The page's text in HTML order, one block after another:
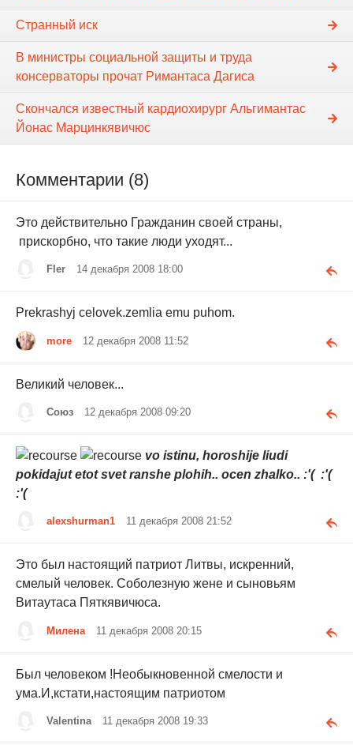
Странный иск
В министры социальной защиты и труда
консерваторы прочат Римантаса Дагиса
Скончался известный кардиохирург Альгимантас
Йонас Марцинкявичюс
Комментарии (8)
Это действительно Гражданин своей страны,
прискорбно, что такие люди уходят...
Fler 14 декабря 2008 18:00
Prekrashyj celovek.zemlia emu puhom.
more 12 декабря 2008 11:52
Великий человек...
Союз 12 декабря 2008 09:20
vo istinu, horoshije liudi
pokidajut etot svet ranshe plohih.. ocen zhalko.. :'( :'(
:'(
alexshurman1 11 декабря 2008 21:52
Это был настоящий патриот Литвы, искренний,
смелый человек. Соболезную жене и сыновьям
Витаутаса Пяткявичюса.
Милена 11 декабря 2008 20:15
Был человеком !Необыкновенной смелости и
ума.И,кстати,настоящим патриотом
Valentina 11 декабря 2008 19:33